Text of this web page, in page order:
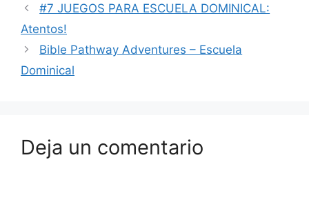
#7 JUEGOS PARA ESCUELA DOMINICAL:
Atentos!
Bible Pathway Adventures – Escuela
Dominical
Deja un comentario